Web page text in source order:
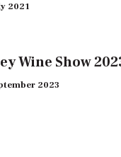
2021
Wine Show
2023